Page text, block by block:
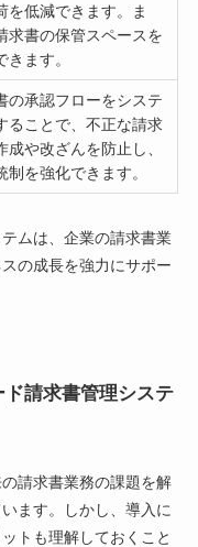
を低減できます。ま
求書の保管スペースを
きます。
の承認フローをシステ
ることで、不正な請求
成や改ざんを防止し、
制を強化できます。
ムは、企業の請求書業
の成長を強力にサポー
請求書管理システ
請求書業務の課題を解
ます。しかし、導入に
トも理解しておくこと